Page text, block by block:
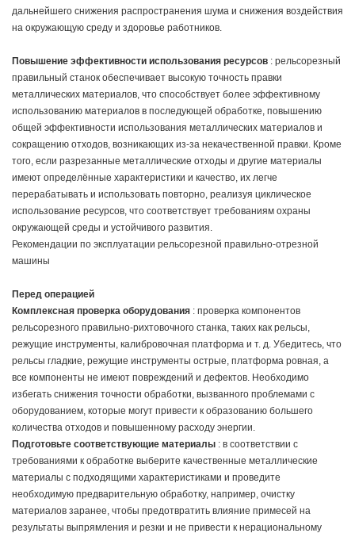
дальнейшего снижения распространения шума и снижения воздействия
на окружающую среду и здоровье работников.
Повышение эффективности использования ресурсов : рельсорезный
правильный станок обеспечивает высокую точность правки
металлических материалов, что способствует более эффективному
использованию материалов в последующей обработке, повышению
общей эффективности использования металлических материалов и
сокращению отходов, возникающих из-за некачественной правки. Кроме
того, если разрезанные металлические отходы и другие материалы
имеют определённые характеристики и качество, их легче
перерабатывать и использовать повторно, реализуя циклическое
использование ресурсов, что соответствует требованиям охраны
окружающей среды и устойчивого развития.
Рекомендации по эксплуатации рельсорезной правильно-отрезной
машины
Перед операцией
Комплексная проверка оборудования : проверка компонентов
рельсорезного правильно-рихтовочного станка, таких как рельсы,
режущие инструменты, калибровочная платформа и т. д. Убедитесь, что
рельсы гладкие, режущие инструменты острые, платформа ровная, а
все компоненты не имеют повреждений и дефектов. Необходимо
избегать снижения точности обработки, вызванного проблемами с
оборудованием, которые могут привести к образованию большего
количества отходов и повышенному расходу энергии.
Подготовьте соответствующие материалы : в соответствии с
требованиями к обработке выберите качественные металлические
материалы с подходящими характеристиками и проведите
необходимую предварительную обработку, например, очистку
материалов заранее, чтобы предотвратить влияние примесей на
результаты выпрямления и резки и не привести к нерациональному